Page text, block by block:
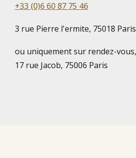
+33 (0)6 60 87 75 46
3 rue Pierre l'ermite, 75018 Paris
ou uniquement sur rendez-vous,
17 rue Jacob, 75006 Paris